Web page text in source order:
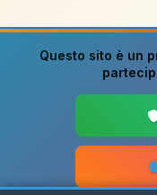
Questo sito è un